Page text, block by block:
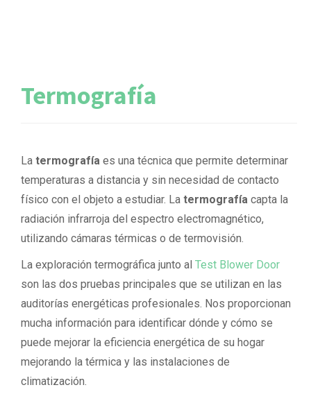
Termografía
La termografía es una técnica que permite determinar
temperaturas a distancia y sin necesidad de contacto
físico con el objeto a estudiar. La termografía capta la
radiación infrarroja del espectro electromagnético,
utilizando cámaras térmicas o de termovisión.
La exploración termográfica junto al Test Blower Door
son las dos pruebas principales que se utilizan en las
auditorías energéticas profesionales. Nos proporcionan
mucha información para identificar dónde y cómo se
puede mejorar la eficiencia energética de su hogar
mejorando la térmica y las instalaciones de
climatización.